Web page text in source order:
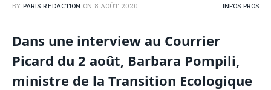
BY PARIS REDACTION ON 8 AOÛT 2020 INFOS PROS
Dans une interview au Courrier
Picard du 2 août, Barbara Pompili,
ministre de la Transition Ecologique